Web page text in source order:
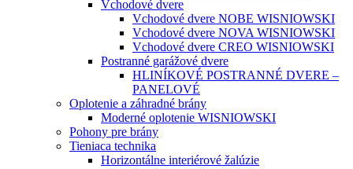
Vchodové dvere
Vchodové dvere NOBE WISNIOWSKI
Vchodové dvere NOVA WISNIOWSKI
Vchodové dvere CREO WISNIOWSKI
Postranné garážové dvere
HLINÍKOVÉ POSTRANNÉ DVERE –
PANELOVÉ
Oplotenie a záhradné brány
Moderné oplotenie WISNIOWSKI
Pohony pre brány
Tieniaca technika
Horizontálne interiérové žalúzie